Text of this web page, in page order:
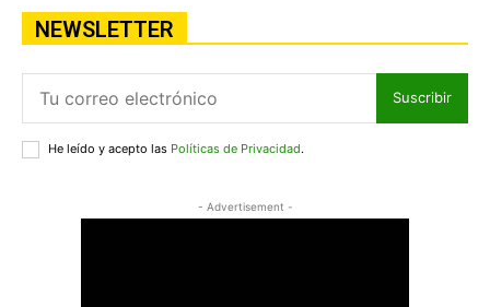
NEWSLETTER
Suscribir
He leído y acepto las Políticas de Privacidad.
- Advertisement -